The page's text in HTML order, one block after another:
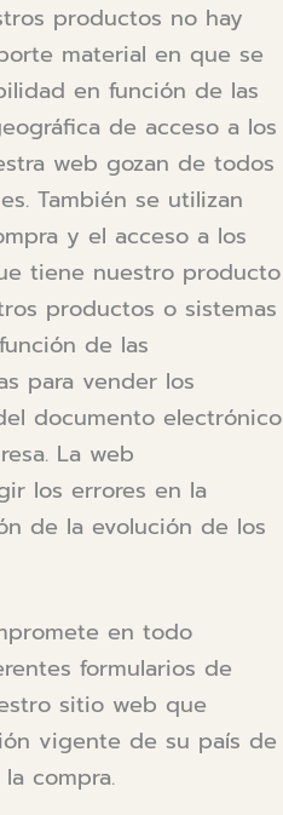
productos no hay
material en que se
en función de las
de acceso a los
web gozan de todos
También se utilizan
y el acceso a los
tiene nuestro producto
productos o sistemas
de las
para vender los
documento electrónico
La web
los errores en la
de la evolución de los
en todo
formularios de
sitio web que
vigente de su país de
compra.